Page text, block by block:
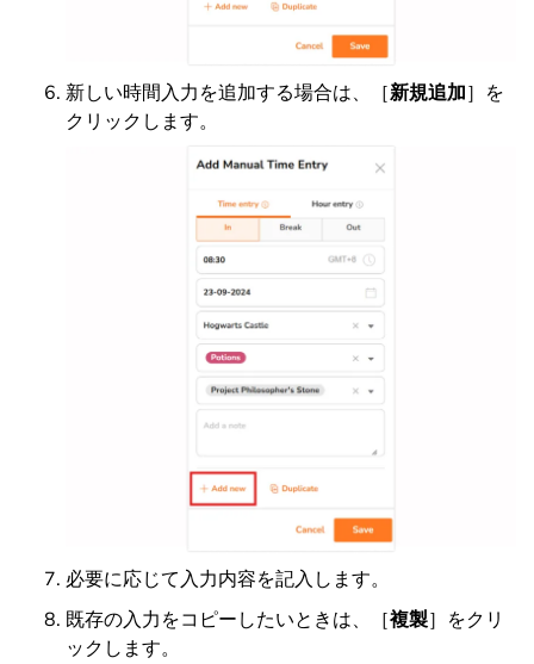
新しい時間入力を追加する場合は、［新規追加］を
クリックします。
必要に応じて入力内容を記入します。
既存の入力をコピーしたいときは、［複製］をクリ
ックします。